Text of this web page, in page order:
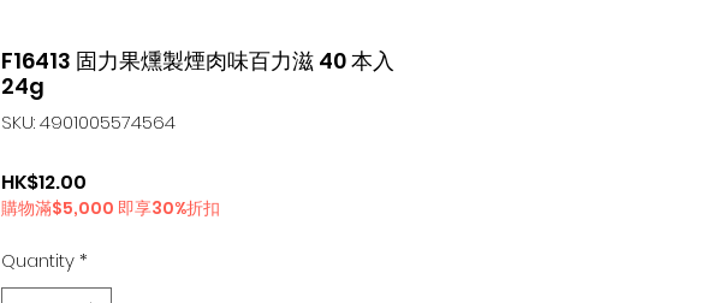
F16413 固力果燻製煙肉味百力滋 40 本入
24g
SKU: 4901005574564
HK$12.00
購物滿$5,000 即享30%折扣
Quantity*